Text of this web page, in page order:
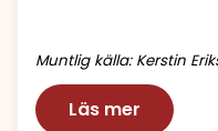
Muntlig källa: Kerstin
Läs mer